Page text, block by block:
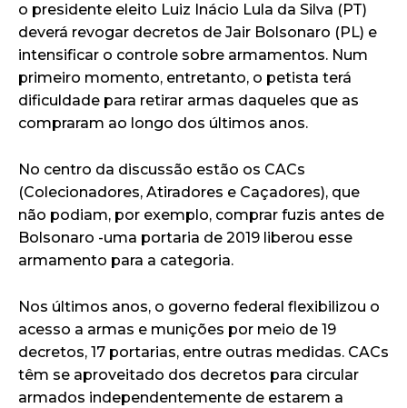
o presidente eleito Luiz Inácio Lula da Silva (PT)
deverá revogar decretos de Jair Bolsonaro (PL) e
intensificar o controle sobre armamentos. Num
primeiro momento, entretanto, o petista terá
dificuldade para retirar armas daqueles que as
compraram ao longo dos últimos anos.
No centro da discussão estão os CACs
(Colecionadores, Atiradores e Caçadores), que
não podiam, por exemplo, comprar fuzis antes de
Bolsonaro -uma portaria de 2019 liberou esse
armamento para a categoria.
Nos últimos anos, o governo federal flexibilizou o
acesso a armas e munições por meio de 19
decretos, 17 portarias, entre outras medidas. CACs
têm se aproveitado dos decretos para circular
armados independentemente de estarem a